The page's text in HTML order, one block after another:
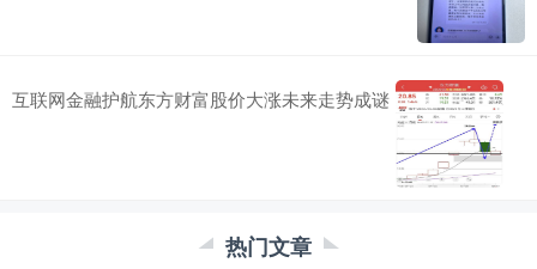
互联网金融护航东方财富股价大涨未来走势成谜
热门文章